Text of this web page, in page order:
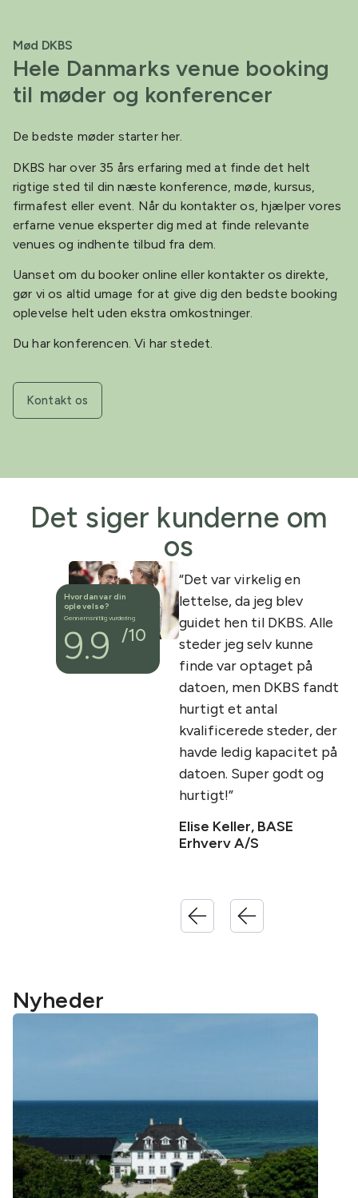
Mød DKBS
Hele Danmarks venue booking
til møder og konferencer
De bedste møder starter her.
DKBS har over 35 års erfaring med at finde det helt
rigtige sted til din næste konference, møde, kursus,
firmafest eller event. Når du kontakter os, hjælper vores
erfarne venue eksperter dig med at finde relevante
venues og indhente tilbud fra dem.
Uanset om du booker online eller kontakter os direkte,
gør vi os altid umage for at give dig den bedste booking
oplevelse helt uden ekstra omkostninger.
Du har konferencen. Vi har stedet.
Kontakt os
Det siger kunderne om
os
Hvordan var din
oplevelse?
Gennemsnitlig vurdering
9.9 /10
“Det var virkelig en
lettelse, da jeg blev
guidet hen til DKBS. Alle
steder jeg selv kunne
finde var optaget på
datoen, men DKBS fandt
hurtigt et antal
kvalificerede steder, der
havde ledig kapacitet på
datoen. Super godt og
hurtigt!”
Elise Keller, BASE
Erhverv A/S
Nyheder